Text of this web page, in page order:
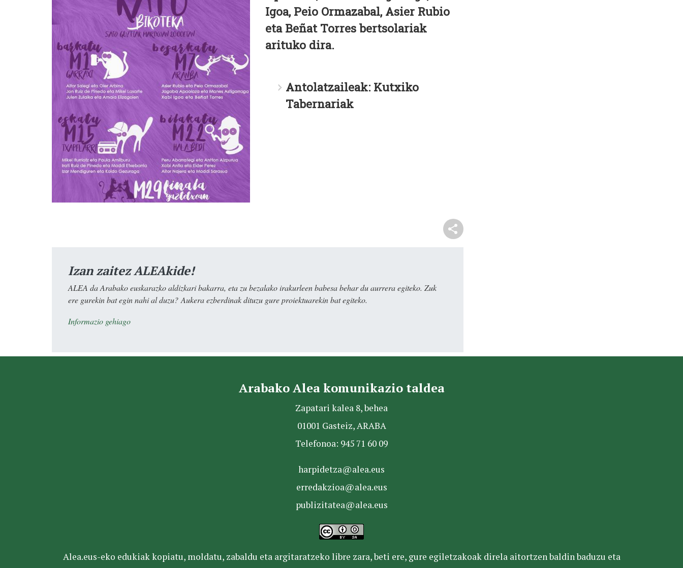
Igoa, Peio Ormazabal, Asier Rubio
eta Beñat Torres bertsolariak
arituko dira.
Antolatzaileak: Kutxiko
Tabernariak
Izan zaitez ALEAkide!
ALEA da Arabako euskarazko aldizkari bakarra, eta zu bezalako irakurleen babesa behar du aurrera egiteko. Zuk
ere gurekin bat egin nahi al duzu? Aukera ezberdinak dituzu gure proiektuarekin bat egiteko.
Informazio gehiago
Arabako Alea komunikazio taldea
Zapatari kalea 8, behea
01001 Gasteiz, ARABA
Telefonoa: 945 71 60 09
harpidetza@alea.eus
erredakzioa@alea.eus
publizitatea@alea.eus
Alea.eus-eko edukiak kopiatu, moldatu, zabaldu eta argitaratzeko libre zara, beti ere, gure egiletzakoak direla aitortzen baldin baduzu eta